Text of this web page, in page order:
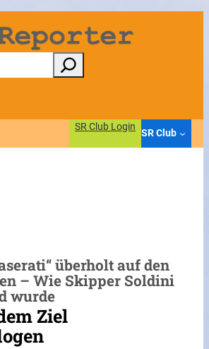
SR Club Login
SR Club
überholt auf den
– Wie Skipper Soldini
wurde
Ziel